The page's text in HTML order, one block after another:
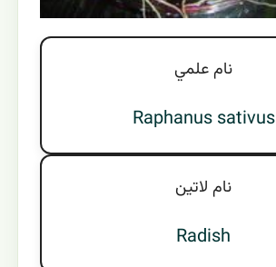
نام علمي
Raphanus sativus
نام لاتين
Radish